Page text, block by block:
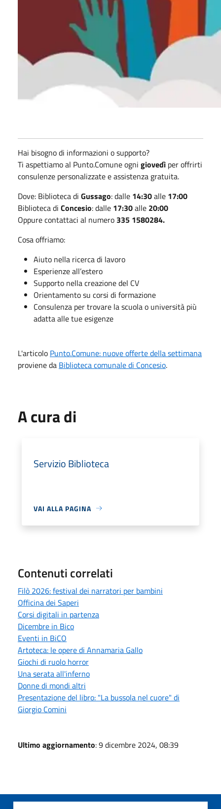
Hai bisogno di informazioni o supporto?
Ti aspettiamo al Punto.Comune ogni giovedì per offrirti
consulenze personalizzate e assistenza gratuita.
Dove: Biblioteca di Gussago: dalle 14:30alle 17:00
Biblioteca di Concesio: dalle 17:30alle 20:00
Oppure contattaci al numero 335 1580284.
Cosa offriamo:
Aiuto nella ricerca di lavoro
Esperienze all’estero
Supporto nella creazione del CV
Orientamento su corsi di formazione
Consulenza per trovare la scuola o università più
adatta alle tue esigenze
L'articolo Punto.Comune: nuove offerte della settimana
proviene da Biblioteca comunale di Concesio.
A cura di
Servizio Biblioteca
VAI ALLA PAGINA
Contenuti correlati
Filò 2026: festival dei narratori per bambini
Officina dei Saperi
Corsi digitali in partenza
Dicembre in Bico
Eventi in BiCO
Artoteca: le opere di Annamaria Gallo
Giochi di ruolo horror
Una serata all'inferno
Donne di mondi altri
Presentazione del libro: "La bussola nel cuore" di
Giorgio Comini
Ultimo aggiornamento: 9 dicembre 2024, 08:39